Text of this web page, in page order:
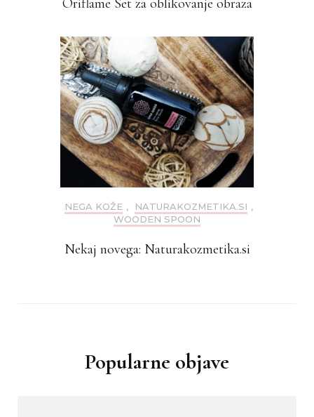
NEGA KOŽE , NATURAKOZMETIKA.SI ,
WOODEN SPOON
Nekaj novega: Naturakozmetika.si
Popularne objave